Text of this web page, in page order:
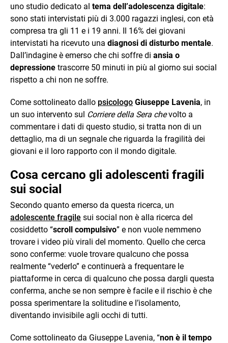
uno studio dedicato al tema dell’adolescenza digitale:
sono stati intervistati più di 3.000 ragazzi inglesi, con età
compresa tra gli 11 e i 19 anni. Il 16% dei giovani
intervistati ha ricevuto una diagnosi di disturbo mentale.
Dall’indagine è emerso che chi soffre di ansia o
depressione trascorre 50 minuti in più al giorno sui social
rispetto a chi non ne soffre.
Come sottolineato dallo psicologo Giuseppe Lavenia, in
un suo intervento sul Corriere della Sera chevolto a
commentare i dati di questo studio, si tratta non di un
dettaglio, ma di un segnale che riguarda la fragilità dei
giovani e il loro rapporto con il mondo digitale.
Cosa cercano gli adolescenti fragili
sui social
Secondo quanto emerso da questa ricerca, un
adolescente fragile sui social non è alla ricerca del
cosiddetto “scroll compulsivo” e non vuole nemmeno
trovare i video più virali del momento. Quello che cerca
sono conferme: vuole trovare qualcuno che possa
realmente “vederlo” e continuerà a frequentare le
piattaforme in cerca di qualcuno che possa dargli questa
conferma, anche se non sempre è facile e il rischio è che
possa sperimentare la solitudine e l’isolamento,
diventando invisibile agli occhi di tutti.
Come sottolineato da Giuseppe Lavenia, “non è il tempo